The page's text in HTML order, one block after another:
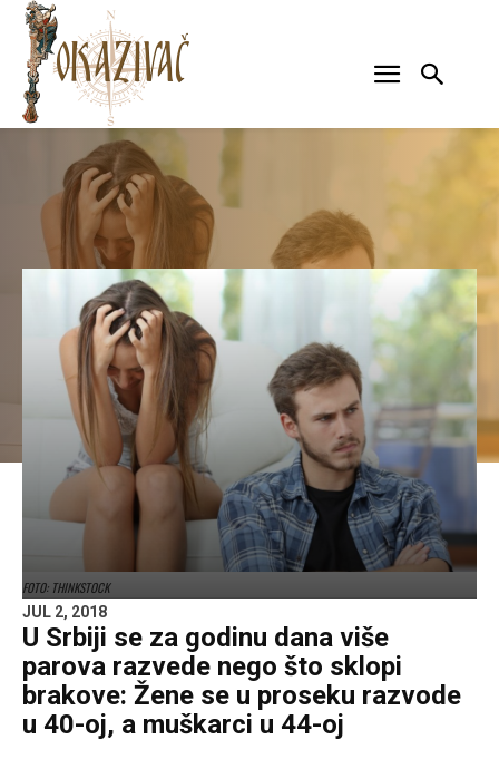
FOTO: THINKSTOCK
JUL 2, 2018
U Srbiji se za godinu dana više
parova razvede nego što sklopi
brakove: Žene se u proseku razvode
u 40-oj, a muškarci u 44-oj